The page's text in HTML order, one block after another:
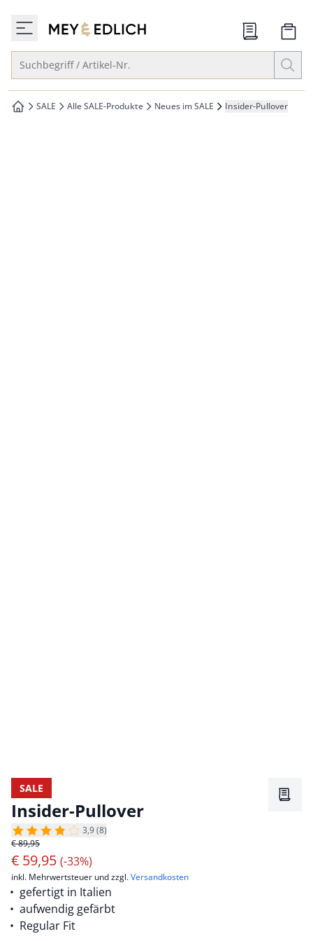
springen
springen
zur Startseite
Suchbegriff / Artikel-Nr.
zur Startseite
SALE Alle SALE-Produkte Neues im SALE Insider-Pullover
SALE
Insider-Pullover
3,9 (8)
€ 89,95
€ 59,95 (-33%)
inkl. Mehrwertsteuer und zzgl.Versandkosten
gefertigt in Italien
aufwendig gefärbt
Regular Fit